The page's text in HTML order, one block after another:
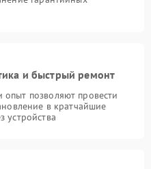
и быстрый ремонт
позволяют провести
в кратчайшие
устройства